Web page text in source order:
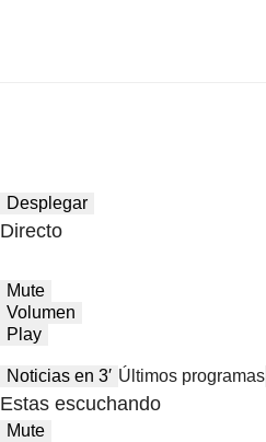
Desplegar
Directo
Mute
Volumen
Play
Noticias en 3′ Últimos programas
Estas escuchando
Mute